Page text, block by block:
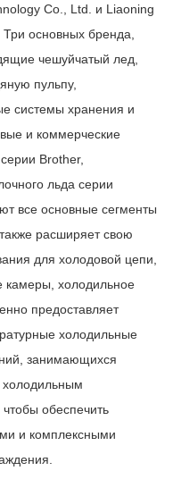
Co., Ltd. и Liaoning
основных бренда,
чешуйчатый лед,
пульпу,
системы хранения и
и коммерческие
Brother,
льда серии
все основные сегменты
расширяет свою
для холодовой цепи,
камеры, холодильное
предоставляет
холодильные
занимающихся
обеспечить
и комплексными